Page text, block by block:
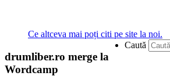
Ce altceva mai poți citi pe site la noi.
Caută
drumliber.ro merge la
Wordcamp